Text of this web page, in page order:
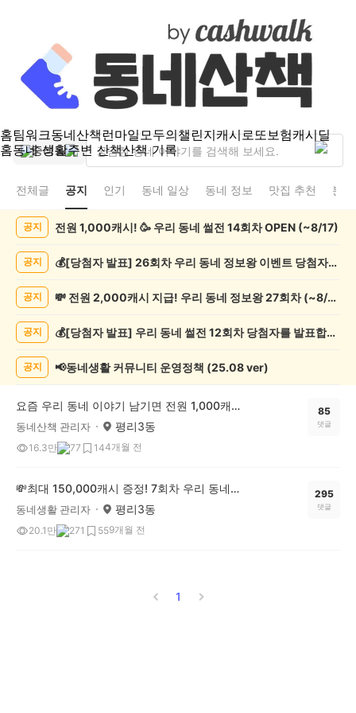
홈팀워크동네산책런마일모두의챌린지캐시로또보험캐시딜
홈동네 생활주변 산책산책 기록
중리동
전체글 공지 인기 동네 일상 동네 정보 맛집 추천 분
공지 전원 1,000캐시! 🥳 우리 동네 썰전 14회차 OPEN (~8/17)
공지 💰[당첨자 발표] 26회차 우리 동네 정보왕 이벤트 당첨자를 발표합니다!
공지 💸 전원 2,000캐시 지급! 우리 동네 정보왕 27회차 (~8/10)
공지 💰[당첨자 발표] 우리 동네 썰전 12회차 당첨자를 발표합니다!
공지 📢동네생활 커뮤니티 운영정책 (25.08 ver)
요즘 우리 동네 이야기 남기면 전원 1,000캐시! 🔥우리 동네 썰전 4회차 OPEN
동네산책 관리자 평리3동
16.3만 77 144개월 전
85
댓글
💸최대 150,000캐시 증정! 7회차 우리 동네 정보왕 이벤트
동네생활 관리자 평리3동
20.1만 271 559개월 전
295
댓글
1